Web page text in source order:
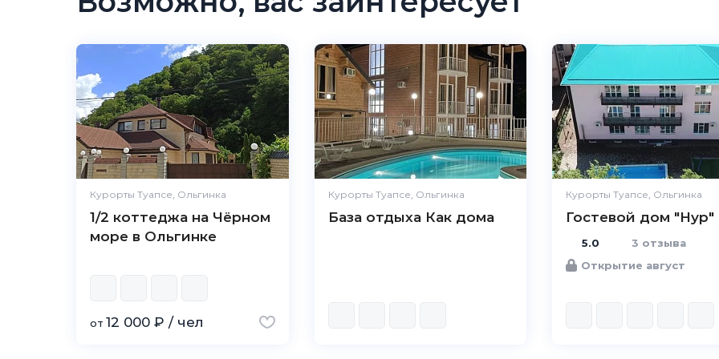
Курорты Туапсе, Ольгинка
1/2 коттеджа на Чёрном
море в Ольгинке
от 12 000 ₽ / чел
Курорты Туапсе, Ольгинка
База отдыха Как дома
Курорты Туапсе, Ольгинка
Гостевой дом "Нур"
5.0
3 отзыва
Открытие август